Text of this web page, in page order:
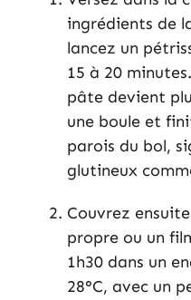
ingrédients de
lancez un
15 à 20
pâte devient
une boule et
parois du bol,
glutineux
Couvrez
propre ou un
1h30 dans un
28°C, avec un